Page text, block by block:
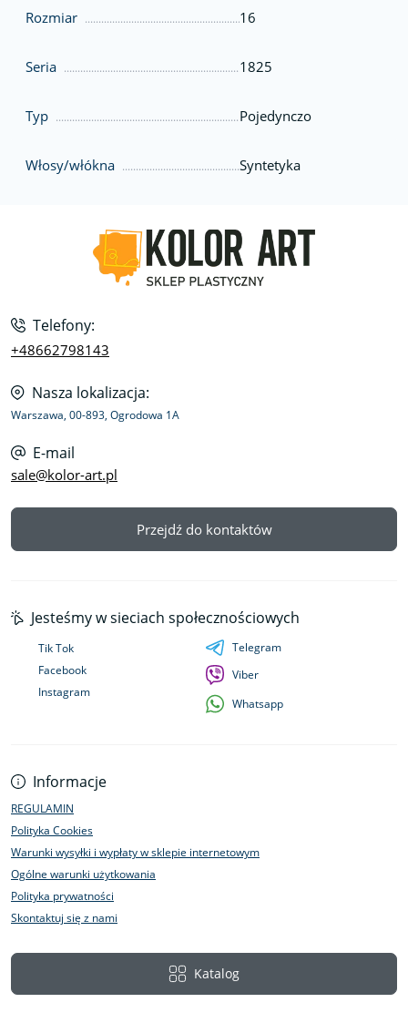
Rozmiar 16
Seria 1825
Typ Pojedynczo
Włosy/włókna Syntetyka
Telefony:
+48662798143
Nasza lokalizacja:
Warszawa, 00-893, Ogrodowa 1A
E-mail
sale@kolor-art.pl
Przejdź do kontaktów
Informacje
REGULAMIN
Polityka Cookies
Warunki wysyłki i wypłaty w sklepie internetowym
Ogólne warunki użytkowania
Polityka prywatności
Skontaktuj się z nami
Katalog
Jesteśmy w sieciach społecznościowych
Tik Tok
Facebook
Instagram
Telegram
Viber
Whatsapp